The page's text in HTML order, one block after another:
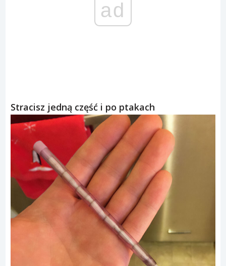
ad
Stracisz jedną część i po ptakach